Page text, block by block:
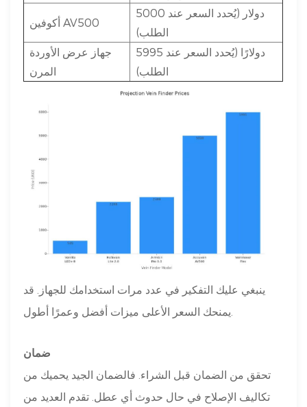
أكوفين AV500
5000 دولار (يُحدد السعر عند
الطلب)
جهاز عرض الأوردة
المرن
5995 دولارًا (يُحدد السعر عند
الطلب)
ينبغي عليك التفكير في عدد مرات استخدامك للجهاز. قد
ضمان
تحقق من الضمان قبل الشراء. فالضمان الجيد يحميك من
تكاليف الإصلاح في حال حدوث أي عطل. تقدم العديد من